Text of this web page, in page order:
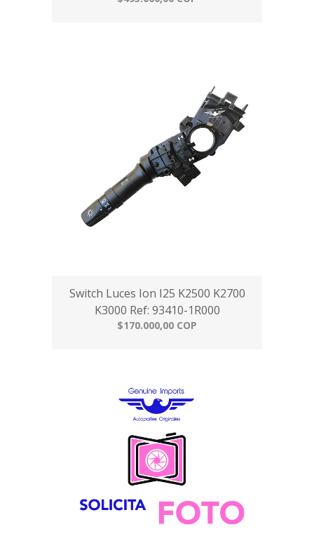
Switch Luces Ion I25 K2500 K2700
K3000 Ref: 93410-1R000
$170.000,00 COP